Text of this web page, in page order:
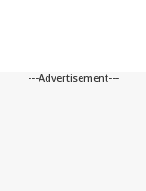
---Advertisement---